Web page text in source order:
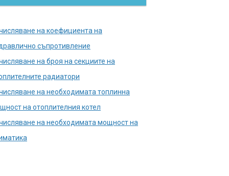
вана
тоалетна
в държавни
кабина
на коефициента на
съпротивление
на броя на секциите на
радиатори
на необходимата топлинна
на отоплителния котел
на необходимата мощност на